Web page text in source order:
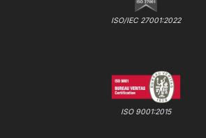
ISO/IEC 27001:2022
ISO 9001:2015